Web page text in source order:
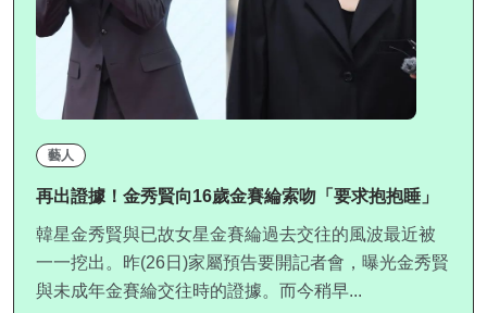
藝人
再出證據！金秀賢向16歲金賽綸索吻「要求抱抱睡」
韓星金秀賢與已故女星金賽綸過去交往的風波最近被
一一挖出。昨(26日)家屬預告要開記者會，曝光金秀賢
與未成年金賽綸交往時的證據。而今稍早...